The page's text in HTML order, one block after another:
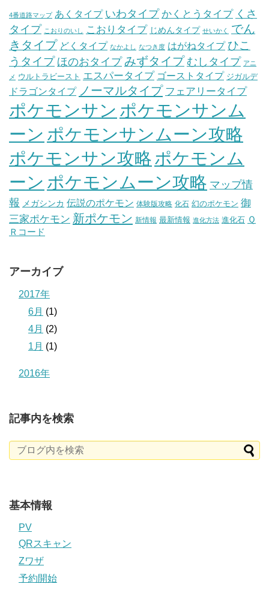
4番道路マップ あくタイプ いわタイプ かくとうタイプ くさ
タイプ こおりのいし こおりタイプ じめんタイプ せいかく
でん
きタイプ どくタイプ なかよし なつき度 はがねタイプ ひこ
うタイプ ほのおタイプ みずタイプ むしタイプ アニ
メ ウルトラビースト エスパータイプ ゴーストタイプ ジガルデ
ドラゴンタイプ ノーマルタイプ フェアリータイプ
ポケモンサン ポケモンサンム
ーン ポケモンサンムーン攻略
ポケモンサン攻略ポケモンム
ーン ポケモンムーン攻略 マップ情
報 メガシンカ 伝説のポケモン 体験版攻略 化石 幻のポケモン 御
三家ポケモン 新ポケモン 新情報 最新情報 進化方法 進化石 Ｑ
Ｒコード
アーカイブ
2017年
6月 (1)
4月 (2)
1月 (1)
2016年
記事内を検索
基本情報
PV
QRスキャン
Zワザ
予約開始